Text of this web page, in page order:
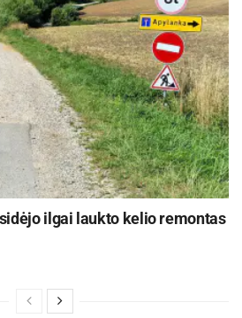
ilgai laukto kelio remontas